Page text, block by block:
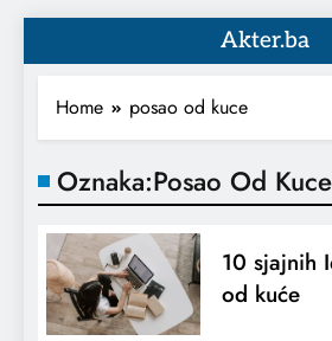
Akter.ba
Home posao od kuce
Oznaka:Posao Od Kuce
10 sjajnih
od kuće